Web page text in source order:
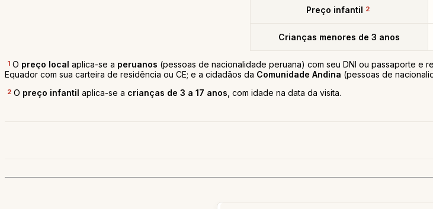
Preço infantil 2
Crianças menores de 3 anos
1 O preço local aplica-se a peruanos (pessoas de nacionalidade peruana) com seu DNI ou passaporte e
Equador com sua carteira de residência ou CE; e a cidadãos da Comunidade Andina (pessoas de
2 O preço infantil aplica-se a crianças de 3 a 17 anos , com idade na data da visita.